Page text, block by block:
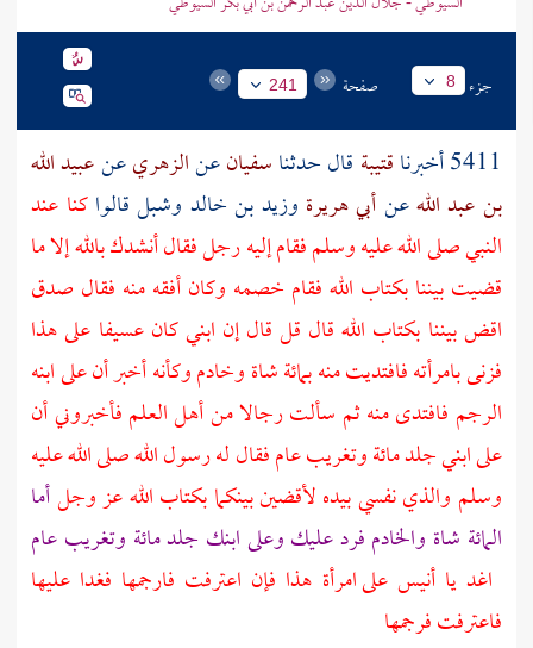
جزء 8 صفحة 241
5411 أخبرنا قتيبة قال حدثناسفيانعنالزهريعنعبيد الله
بن عبد اللهعنأبي هريرة وزيد بن خالد وشبلقالواكنا عند
النبي صلى الله عليه وسلم فقام إليه رجل فقال أنشدك بالله إلا ما
قضيت بيننا بكتاب الله فقام خصمه وكان أفقه منه فقال صدق
اقض بيننا بكتاب الله قال قل قال إن ابني كان عسيفا على هذا
فزنى بامرأته فافتديت منه بمائة شاة وخادم وكأنه أخبر أن على ابنه
الرجم فافتدى منه ثم سألت رجالا من أهل العلم فأخبروني أن
على ابني جلد مائة وتغريب عام فقال له رسول الله صلى الله عليه
وسلم والذي نفسي بيده لأقضين بينكما بكتاب الله عز وجلأما
المائة شاة والخادم فرد عليك وعلى ابنك جلد مائة وتغريب عام
اغد ياأنيسعلى امرأة هذا فإن اعترفت فارجمها فغدا عليها
فاعترفت فرجمها